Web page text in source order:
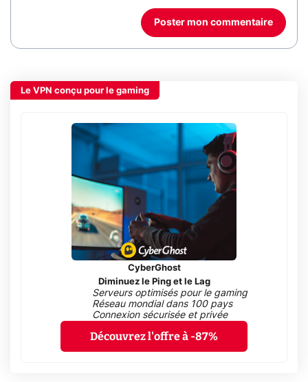
Poster mon commentaire
Le VPN conçu pour le gaming
CyberGhost
Diminuez le Ping et le Lag
Serveurs optimisés pour le gaming
Réseau mondial dans 100 pays
Connexion sécurisée et privée
Découvrez l'offre à -87%